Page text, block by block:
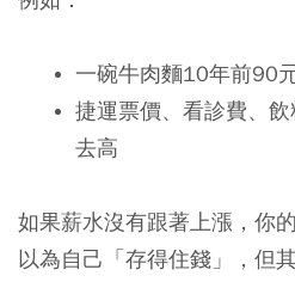
一碗牛肉麵10年前90
捷運票價、看診費、
去高
如果薪水沒有跟著上漲，你
以為自己「存得住錢」，但